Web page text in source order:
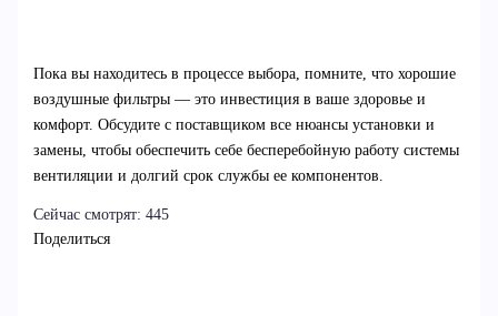
Пока вы находитесь в процессе выбора, помните, что хорошие
воздушные фильтры — это инвестиция в ваше здоровье и
комфорт. Обсудите с поставщиком все нюансы установки и
замены, чтобы обеспечить себе бесперебойную работу системы
вентиляции и долгий срок службы ее компонентов.
Сейчас смотрят: 445
Поделиться